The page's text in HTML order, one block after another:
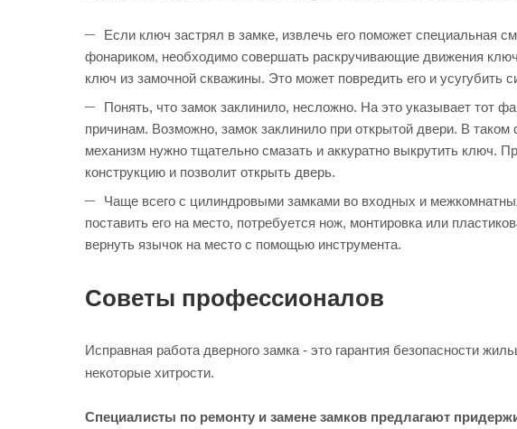
Если ключ застрял в замке, извлечь его поможет специальная
фонариком, необходимо совершать раскручивающие движения
ключ из замочной скважины. Это может повредить его и усугубить
Понять, что замок заклинило, несложно. На это указывает тот
причинам. Возможно, замок заклинило при открытой двери. В
механизм нужно тщательно смазать и аккуратно выкрутить ключ.
конструкцию и позволит открыть дверь.
Чаще всего с цилиндровыми замками во входных и
поставить его на место, потребуется нож, монтировка или
вернуть язычок на место с помощью инструмента.
Советы профессионалов
Исправная работа дверного замка - это гарантия безопасности
некоторые хитрости.
Специалисты по ремонту и замене замков предлагают